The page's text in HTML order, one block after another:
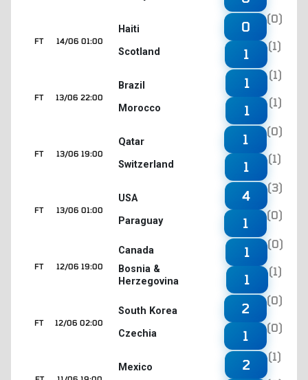
14/06 01:00
FT
Haiti
Scotland
0
(0)
1
(1)
13/06 22:00
FT
Brazil
Morocco
1
(1)
1
(1)
13/06 19:00
FT
Qatar
Switzerland
1
(0)
1
(1)
13/06 01:00
FT
USA
Paraguay
4
(3)
1
(0)
12/06 19:00
FT
Canada
Bosnia &
Herzegovina
1
(0)
1
(1)
12/06 02:00
FT
South Korea
Czechia
2
(0)
1
(0)
Mexico
2
(1)